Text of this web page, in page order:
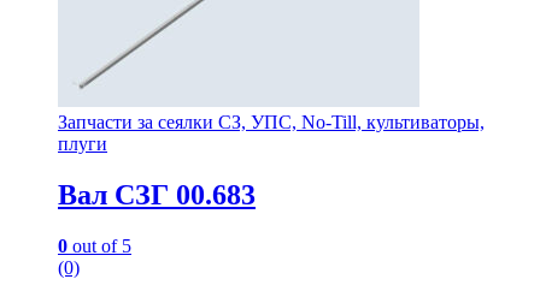
Запчасти за сеялки СЗ, УПС, No-Till, культиваторы,
плуги
Вал СЗГ 00.683
0 out of 5
(0)